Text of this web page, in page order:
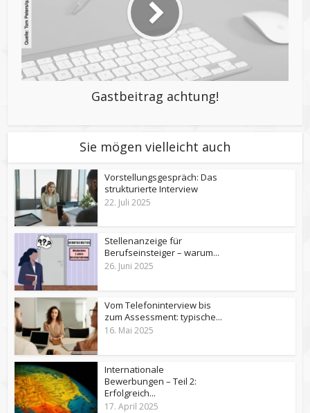
Gastbeitrag achtung!
Sie mögen vielleicht auch
Vorstellungsgespräch: Das
strukturierte Interview
22. Juli 2025
Stellenanzeige für
Berufseinsteiger – warum...
26. Juni 2025
Vom Telefoninterview bis
zum Assessment: typische...
16. Mai 2025
Internationale
Bewerbungen – Teil 2:
Erfolgreich...
17. April 2025